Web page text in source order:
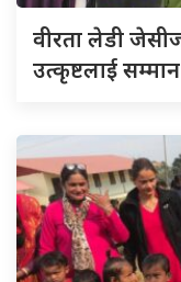
वीरता लेडी
उत्कृष्टलाई सम्मान